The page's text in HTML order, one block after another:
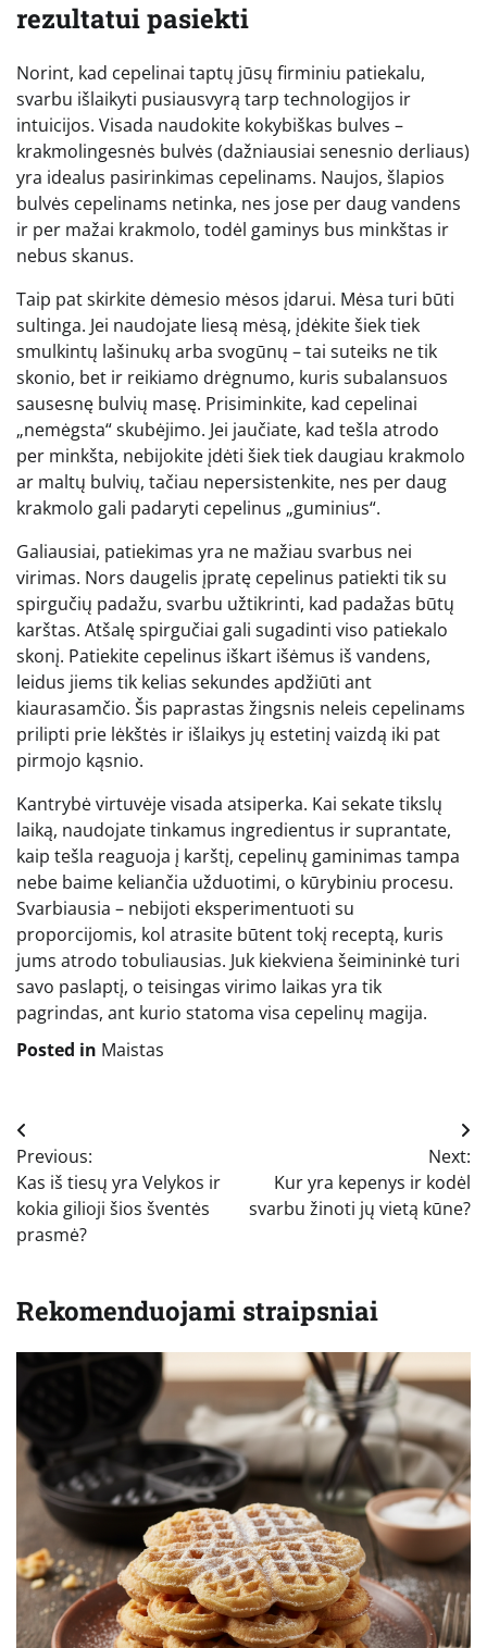
rezultatui pasiekti
Norint, kad cepelinai taptų jūsų firminiu patiekalu,
svarbu išlaikyti pusiausvyrą tarp technologijos ir
intuicijos. Visada naudokite kokybiškas bulves –
krakmolingesnės bulvės (dažniausiai senesnio derliaus)
yra idealus pasirinkimas cepelinams. Naujos, šlapios
bulvės cepelinams netinka, nes jose per daug vandens
ir per mažai krakmolo, todėl gaminys bus minkštas ir
nebus skanus.
Taip pat skirkite dėmesio mėsos įdarui. Mėsa turi būti
sultinga. Jei naudojate liesą mėsą, įdėkite šiek tiek
smulkintų lašinukų arba svogūnų – tai suteiks ne tik
skonio, bet ir reikiamo drėgnumo, kuris subalansuos
sausesnę bulvių masę. Prisiminkite, kad cepelinai
„nemėgsta“ skubėjimo. Jei jaučiate, kad tešla atrodo
per minkšta, nebijokite įdėti šiek tiek daugiau krakmolo
ar maltų bulvių, tačiau nepersistenkite, nes per daug
krakmolo gali padaryti cepelinus „guminius“.
Galiausiai, patiekimas yra ne mažiau svarbus nei
virimas. Nors daugelis įpratę cepelinus patiekti tik su
spirgučių padažu, svarbu užtikrinti, kad padažas būtų
karštas. Atšalę spirgučiai gali sugadinti viso patiekalo
skonį. Patiekite cepelinus iškart išėmus iš vandens,
leidus jiems tik kelias sekundes apdžiūti ant
kiaurasamčio. Šis paprastas žingsnis neleis cepelinams
prilipti prie lėkštės ir išlaikys jų estetinį vaizdą iki pat
pirmojo kąsnio.
Kantrybė virtuvėje visada atsiperka. Kai sekate tikslų
laiką, naudojate tinkamus ingredientus ir suprantate,
kaip tešla reaguoja į karštį, cepelinų gaminimas tampa
nebe baime keliančia užduotimi, o kūrybiniu procesu.
Svarbiausia – nebijoti eksperimentuoti su
proporcijomis, kol atrasite būtent tokį receptą, kuris
jums atrodo tobuliausias. Juk kiekviena šeimininkė turi
savo paslaptį, o teisingas virimo laikas yra tik
pagrindas, ant kurio statoma visa cepelinų magija.
Posted in Maistas
Navigacija
tarp
įrašų
Previous:
Kas iš tiesų yra Velykos ir
kokia gilioji šios šventės
prasmė?
Next:
Kur yra kepenys ir kodėl
svarbu žinoti jų vietą kūne?
Rekomenduojami straipsniai